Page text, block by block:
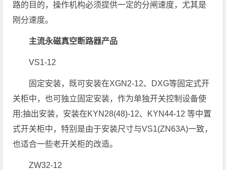
路的目的，操作机构必须提供一定的分闸速度，尤其是
刚分速度。
主流永磁真空断路器产品
VS1-12
固定安装，既可安装在XGN2-12、DXG等固定式开
关柜中，也可独立固定安装，作为单独开关控制设备使
用;抽出安装，安装在KYN28(48)-12、KYN44-12 等中置
式开关柜中，特别是由于安装尺寸与VS1(ZN63A)一致，
也适合一些老开关柜的改造。
ZW32-12